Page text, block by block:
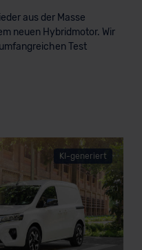
aus der Masse
neuen Hybridmotor. Wir
Test
KI-generiert